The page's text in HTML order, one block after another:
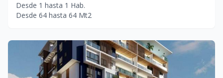
Desde 1 hasta 1 Hab.
Desde 64 hasta 64 Mt2